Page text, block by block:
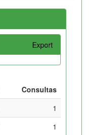
Export
Consultas
1
1